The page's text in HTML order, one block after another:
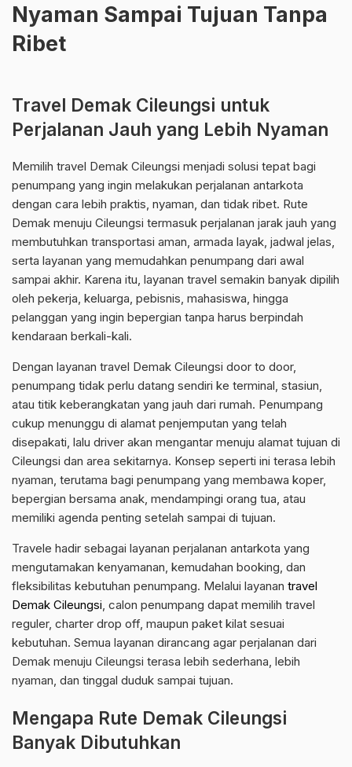
Nyaman Sampai Tujuan Tanpa
Ribet
Travel Demak Cileungsi untuk
Perjalanan Jauh yang Lebih Nyaman
Memilih travel Demak Cileungsi menjadi solusi tepat bagi
penumpang yang ingin melakukan perjalanan antarkota
dengan cara lebih praktis, nyaman, dan tidak ribet. Rute
Demak menuju Cileungsi termasuk perjalanan jarak jauh yang
membutuhkan transportasi aman, armada layak, jadwal jelas,
serta layanan yang memudahkan penumpang dari awal
sampai akhir. Karena itu, layanan travel semakin banyak dipilih
oleh pekerja, keluarga, pebisnis, mahasiswa, hingga
pelanggan yang ingin bepergian tanpa harus berpindah
kendaraan berkali-kali.
Dengan layanan travel Demak Cileungsi door to door,
penumpang tidak perlu datang sendiri ke terminal, stasiun,
atau titik keberangkatan yang jauh dari rumah. Penumpang
cukup menunggu di alamat penjemputan yang telah
disepakati, lalu driver akan mengantar menuju alamat tujuan di
Cileungsi dan area sekitarnya. Konsep seperti ini terasa lebih
nyaman, terutama bagi penumpang yang membawa koper,
bepergian bersama anak, mendampingi orang tua, atau
memiliki agenda penting setelah sampai di tujuan.
Travele hadir sebagai layanan perjalanan antarkota yang
mengutamakan kenyamanan, kemudahan booking, dan
fleksibilitas kebutuhan penumpang. Melalui layanan travel
Demak Cileungsi, calon penumpang dapat memilih travel
reguler, charter drop off, maupun paket kilat sesuai
kebutuhan. Semua layanan dirancang agar perjalanan dari
Demak menuju Cileungsi terasa lebih sederhana, lebih
nyaman, dan tinggal duduk sampai tujuan.
Mengapa Rute Demak Cileungsi
Banyak Dibutuhkan